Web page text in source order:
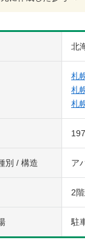
北
札
札
札
別 / 構造 ア
2
駐